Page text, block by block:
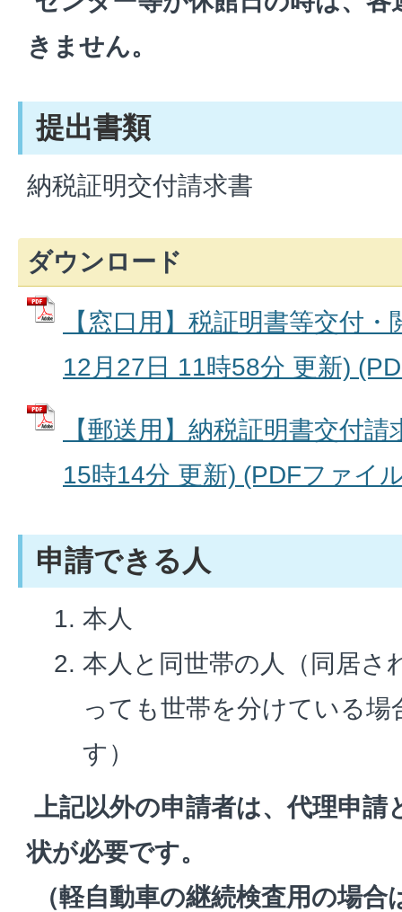
きません。
提出書類
納税証明交付請求書
ダウンロード
【窓口用】税証明書等交付
12月27日 11時58分 更新)
【郵送用】納税証明書交付
15時14分 更新) (PDFファイ
申請できる人
本人
本人と同世帯の人（同居さ
っても世帯を分けている
す）
上記以外の申請者は、代理申請
状が必要です。
（軽自動車の継続検査用の場合